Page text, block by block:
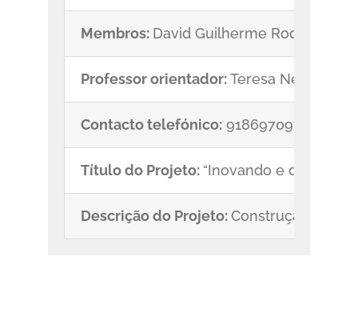
Membros: David Guilherme Rodrigues
Professor orientador:Teresa Neves
Contacto telefónico: 918697097
Título do Projeto: “Inovando e
Descrição do Projeto:Construção de